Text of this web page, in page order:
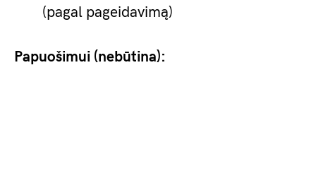
(pagal pageidavimą)
Papuošimui (nebūtina):